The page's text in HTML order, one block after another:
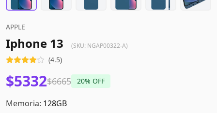
APPLE
Iphone 13 (SKU: NGAP00322-A)
(4.5)
$5332$6665 20% OFF
Memoria: 128GB